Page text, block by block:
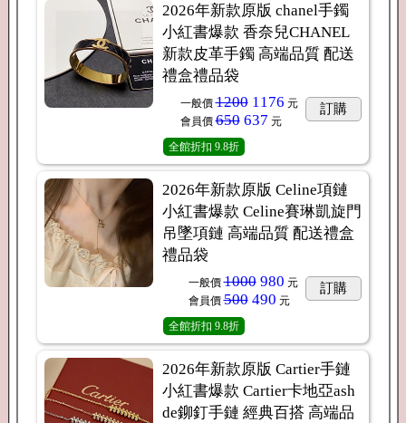
2026年新款原版 chanel手鐲
小紅書爆款 香奈兒CHANEL
新款皮革手鐲 高端品質 配送
禮盒禮品袋
一般價 12001176 元
會員價 650637 元
訂購
全館折扣 9.8折
2026年新款原版 Celine項鏈
小紅書爆款 Celine賽琳凱旋門
吊墜項鏈 高端品質 配送禮盒
禮品袋
一般價 1000980 元
會員價 500490 元
訂購
全館折扣 9.8折
2026年新款原版 Cartier手鏈
小紅書爆款 Cartier卡地亞ash
de鉚釘手鏈 經典百搭 高端品